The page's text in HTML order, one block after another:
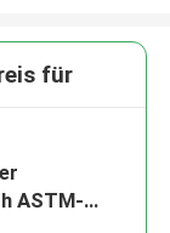
für
ASTM-